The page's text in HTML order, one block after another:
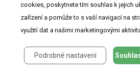
2014
Číslo
5
cookies, poskytnete tím souhlas k jejich
zařízení a pomůže to s vaší navigací na
využití dat a našimi marketingovými
Podrobné nastavení